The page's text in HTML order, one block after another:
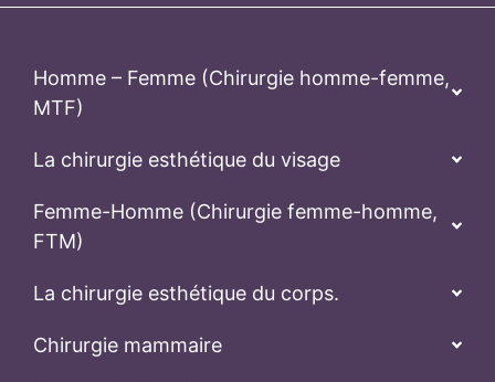
Homme – Femme (Chirurgie homme-femme,
MTF)
La chirurgie esthétique du visage
Femme-Homme (Chirurgie femme-homme,
FTM)
La chirurgie esthétique du corps.
Chirurgie mammaire